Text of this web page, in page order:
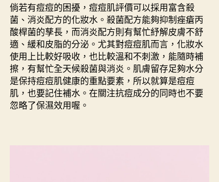
倘若有痘痘的困擾，痘痘肌評價可以採用富含殺
菌、消炎配方的化妝水。殺菌配方能夠抑制痤瘡丙
酸桿菌的孳長，而消炎配方則有幫忙紓解皮膚不舒
適、緩和皮脂的分泌。尤其對痘痘肌而言，化妝水
使用上比較好吸收，也比較溫和不刺激，能隨時補
擦，有幫忙全天候殺菌與消炎。肌膚留存足夠水分
是保持痘痘肌健康的重點要素，所以就算是痘痘
肌，也要記住補水。在關注抗痘成分的同時也不要
忽略了保濕效用喔。